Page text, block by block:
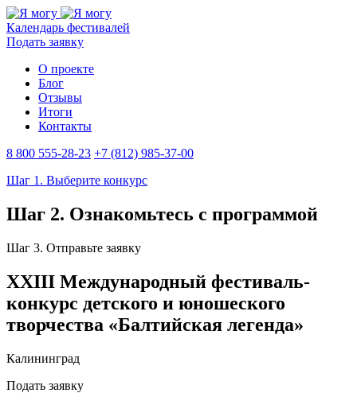
Календарь фестивалей
Подать заявку
О проекте
Блог
Отзывы
Итоги
Контакты
8 800 555-28-23 +7 (812) 985-37-00
Шаг 1. Выберите конкурс
Шаг 2. Ознакомьтесь с программой
Шаг 3. Отправьте заявку
XXIII Международный фестиваль-
конкурс детского и юношеского
творчества «Балтийская легенда»
Калининград
Подать заявку